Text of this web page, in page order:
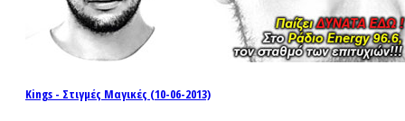
Kings - Στιγμές Μαγικές (10-06-2013)